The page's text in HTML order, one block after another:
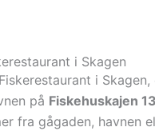
i Skagen
i
på Fiskehuskajen
fra gågaden, havnen